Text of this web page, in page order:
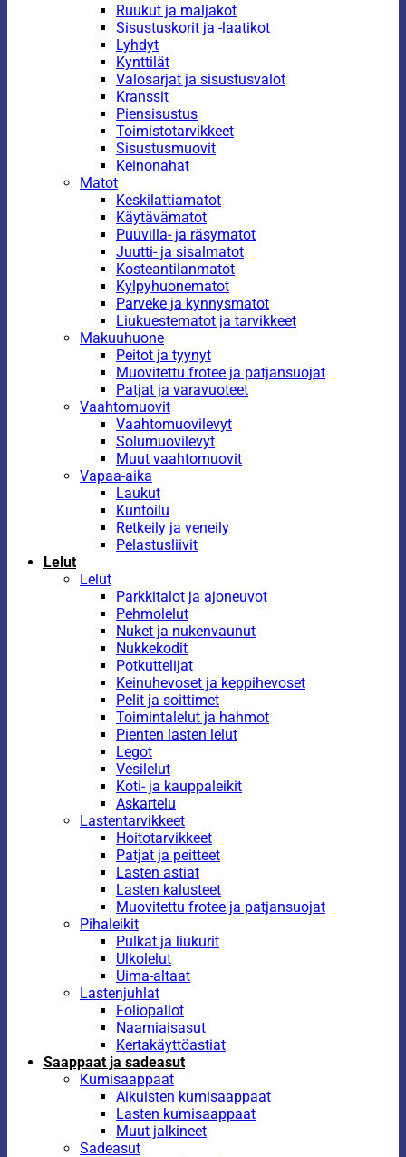
Ruukut ja maljakot
Sisustuskorit ja -laatikot
Lyhdyt
Kynttilät
Valosarjat ja sisustusvalot
Kranssit
Piensisustus
Toimistotarvikkeet
Sisustusmuovit
Keinonahat
Matot
Keskilattiamatot
Käytävämatot
Puuvilla- ja räsymatot
Juutti- ja sisalmatot
Kosteantilanmatot
Kylpyhuonematot
Parveke ja kynnysmatot
Liukuestematot ja tarvikkeet
Makuuhuone
Peitot ja tyynyt
Muovitettu frotee ja patjansuojat
Patjat ja varavuoteet
Vaahtomuovit
Vaahtomuovilevyt
Solumuovilevyt
Muut vaahtomuovit
Vapaa-aika
Laukut
Kuntoilu
Retkeily ja veneily
Pelastusliivit
Lelut
Lelut
Parkkitalot ja ajoneuvot
Pehmolelut
Nuket ja nukenvaunut
Nukkekodit
Potkuttelijat
Keinuhevoset ja keppihevoset
Pelit ja soittimet
Toimintalelut ja hahmot
Pienten lasten lelut
Legot
Vesilelut
Koti- ja kauppaleikit
Askartelu
Lastentarvikkeet
Hoitotarvikkeet
Patjat ja peitteet
Lasten astiat
Lasten kalusteet
Muovitettu frotee ja patjansuojat
Pihaleikit
Pulkat ja liukurit
Ulkolelut
Uima-altaat
Lastenjuhlat
Foliopallot
Naamiaisasut
Kertakäyttöastiat
Saappaat ja sadeasut
Kumisaappaat
Aikuisten kumisaappaat
Lasten kumisaappaat
Muut jalkineet
Sadeasut